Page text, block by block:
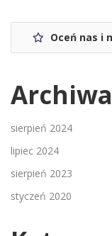
Oceń nas i
Archiwa
sierpień 2024
lipiec 2024
sierpień 2023
styczeń 2020